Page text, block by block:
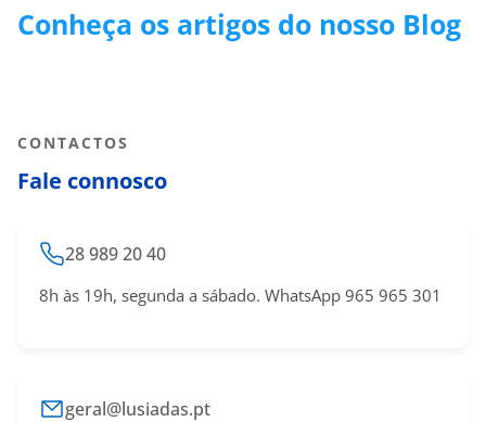
Conheça os artigos do nosso Blog
CONTACTOS
Fale connosco
28 989 20 40
8h às 19h, segunda a sábado. WhatsApp 965 965 301
geral@lusiadas.pt